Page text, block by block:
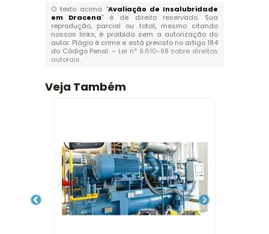
O texto acima "Avaliação de Insalubridade
em Dracena" é de direito reservado. Sua
reprodução, parcial ou total, mesmo citando
nossos links, é proibida sem a autorização do
autor. Plágio é crime e está previsto no artigo 184
do Código Penal. – Lei n° 9.610-98 sobre direitos
autorais.
Veja Também